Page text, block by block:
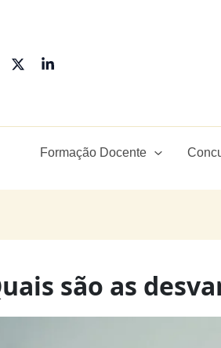
Formação Docente
são as